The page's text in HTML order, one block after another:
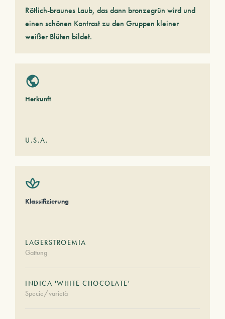
Rötlich-braunes Laub, das dann bronzegrün wird und
einen schönen Kontrast zu den Gruppen kleiner
weißer Blüten bildet.
Herkunft
U.S.A.
Klassifizierung
LAGERSTROEMIA
Gattung
INDICA 'WHITE CHOCOLATE'
Specie/varietà